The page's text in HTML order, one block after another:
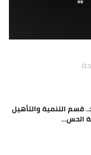
مستفيد.. قسم التنمية والتأهيل
الحس...